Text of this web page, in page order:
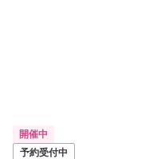
開催中
予約受付中